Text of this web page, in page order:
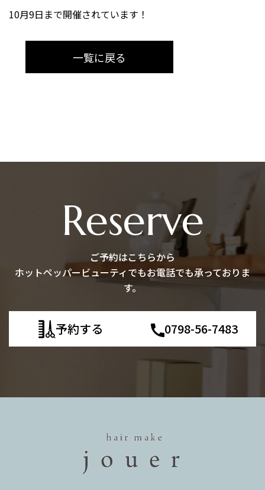
10月9日まで開催されています！
一覧に戻る
Reserve
ご予約はこちらから
ホットペッパービューティでもお電話でも承っておりま
す。
予約する 0798-56-7483